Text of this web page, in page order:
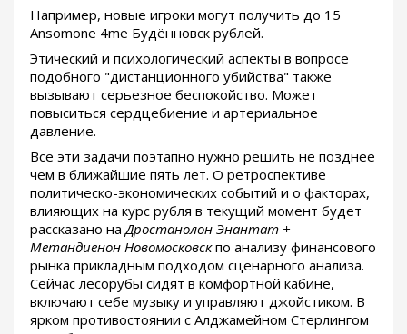
Например, новые игроки могут получить до 15
Ansomone 4me Будённовск рублей.
Этический и психологический аспекты в вопросе
подобного "дистанционного убийства" также
вызывают серьезное беспокойство. Может
повыситься сердцебиение и артериальное
давление.
Все эти задачи поэтапно нужно решить не позднее
чем в ближайшие пять лет. О ретроспективе
политическо-экономических событий и о факторах,
влияющих на курс рубля в текущий момент будет
рассказано наДростанолон Энантат +
Метандиенон Новомосковскпо анализу финансового
рынка прикладным подходом сценарного анализа.
Сейчас лесорубы сидят в комфортной кабине,
включают себе музыку и управляют джойстиком. В
ярком противостоянии с Алджамейном Стерлингом